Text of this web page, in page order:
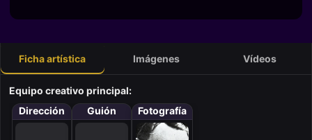
Ficha artística Imágenes Vídeos
Equipo creativo principal:
Dirección
Guión Fotografía